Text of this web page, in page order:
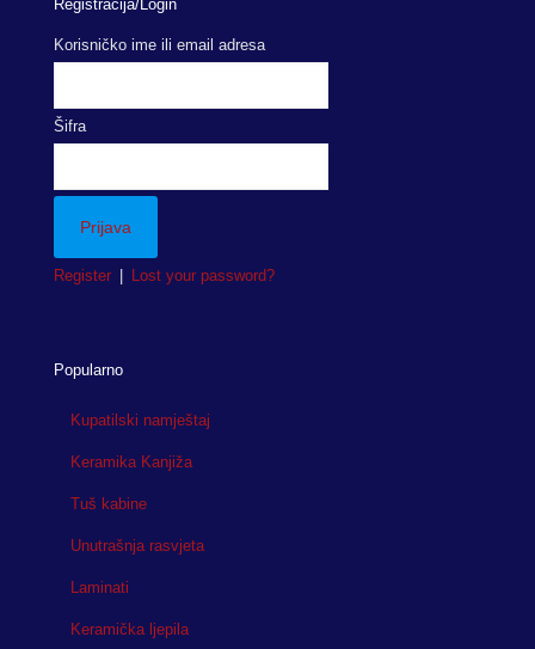
Registracija/Login
Korisničko ime ili email adresa
Šifra
Register Lost your password?
Popularno
Kupatilski namještaj
Keramika Kanjiža
Tuš kabine
Unutrašnja rasvjeta
Laminati
Keramička ljepila